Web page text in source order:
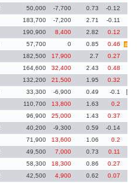
50,000 -7,700 0.73
-0.12
183,700 -7,200 2.71
-0.11
190,900 8,400 2.82
0.12
57,700 0 0.85 0.46 義務
182,500 17,900 2.7
0.27
164,600 32,400 2.43
0.48
132,200 21,500 1.95
0.32
33,300 -6,900 0.49 -0.1 義務
110,700 13,800 1.63
0.2
96,900 25,000 1.43
0.37
40,200 -9,300 0.59
-0.14
71,900 13,600 1.06
0.2
49,500 7,000 0.73
0.11
58,300 18,300 0.86
0.27
42,500 4,900 0.62
0.07